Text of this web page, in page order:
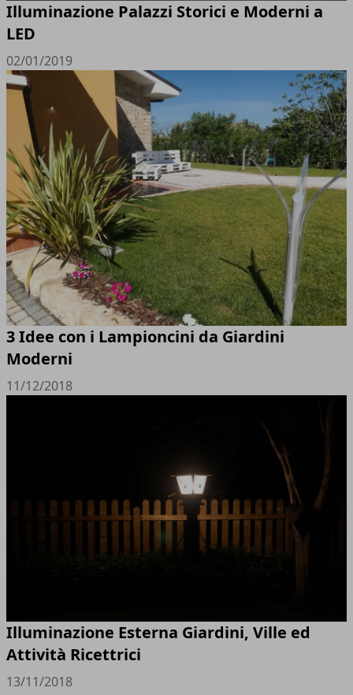
Illuminazione Palazzi Storici e Moderni a
LED
02/01/2019
3 Idee con i Lampioncini da Giardini
Moderni
11/12/2018
Illuminazione Esterna Giardini, Ville ed
Attività Ricettrici
13/11/2018